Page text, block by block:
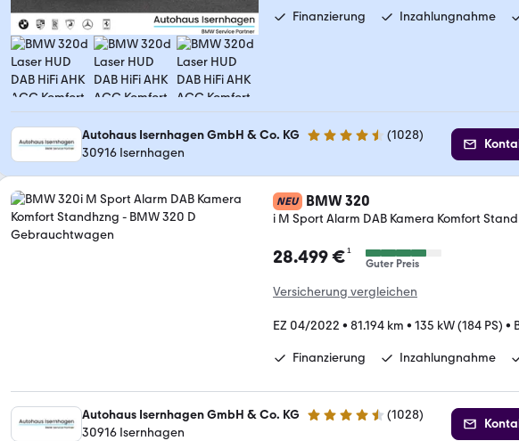
Finanzierung Inzahlungnahme
Autohaus Isernhagen GmbH & Co. KG 4.5 Sterne (1028)
30916 Isernhagen
NEU BMW 320
i M Sport Alarm DAB Kamera Komfort
28.499 €¹
Guter Preis
Versicherung vergleichen
EZ 04/2022 • 81.194 km • 135 kW (184 PS) •
Finanzierung Inzahlungnahme
Autohaus Isernhagen GmbH & Co. KG 4.5 Sterne (1028)
30916 Isernhagen